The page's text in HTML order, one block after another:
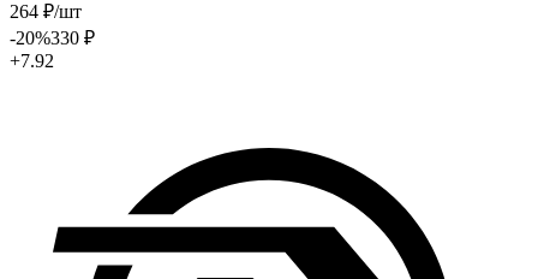
264 ₽/шт
-20%330 ₽
+7.92